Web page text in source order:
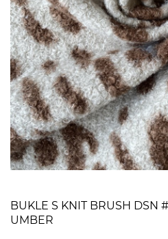
BUKLE S KNIT BRUSH DSN
UMBER